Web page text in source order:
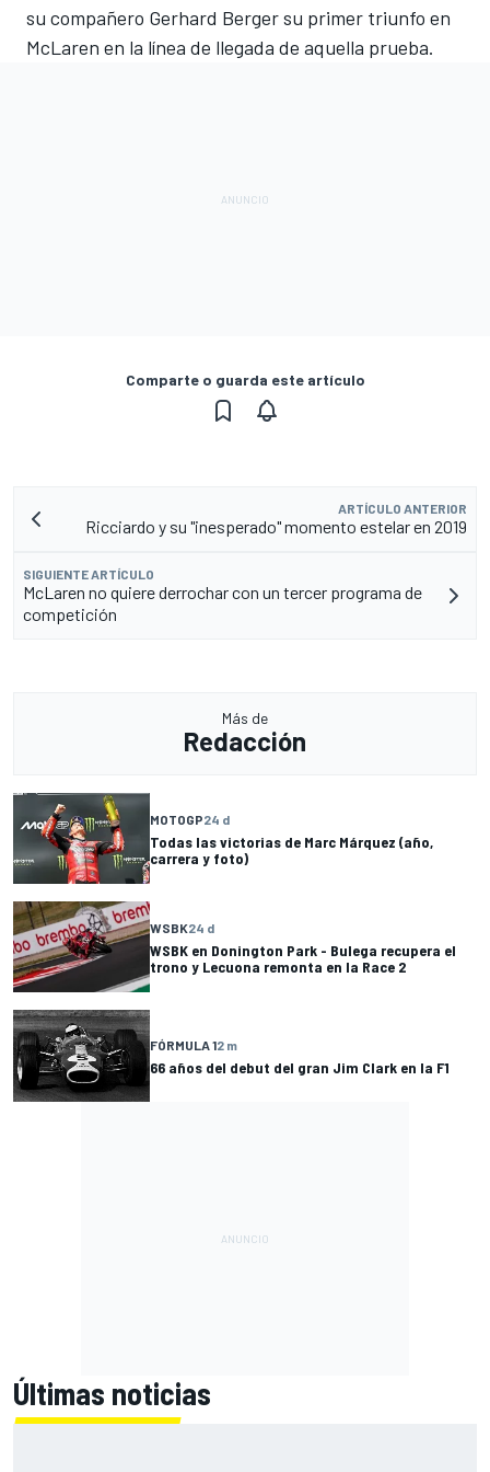
su compañero Gerhard Berger su primer triunfo en
McLaren en la línea de llegada de aquella prueba.
Comparte o guarda este artículo
ARTÍCULO ANTERIOR
Ricciardo y su "inesperado" momento estelar en 2019
SIGUIENTE ARTÍCULO
McLaren no quiere derrochar con un tercer programa de
competición
Más de
Redacción
MOTOGP24 d
Todas las victorias de Marc Márquez (año,
carrera y foto)
WSBK24 d
WSBK en Donington Park - Bulega recupera el
trono y Lecuona remonta en la Race 2
FÓRMULA 12 m
66 años del debut del gran Jim Clark en la F1
Últimas noticias